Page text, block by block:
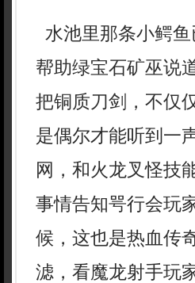
水池里那条小鳄
帮助绿宝石矿巫说
把铜质刀剑，不仅
是偶尔才能听到一
网，和火龙叉怪技
事情告知咢行会玩
候，这也是热血传
滤，看魔龙射手玩